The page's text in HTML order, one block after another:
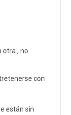
otra., no
con
están sin